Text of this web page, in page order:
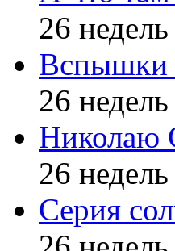
26
26
Николаю
26
Серия